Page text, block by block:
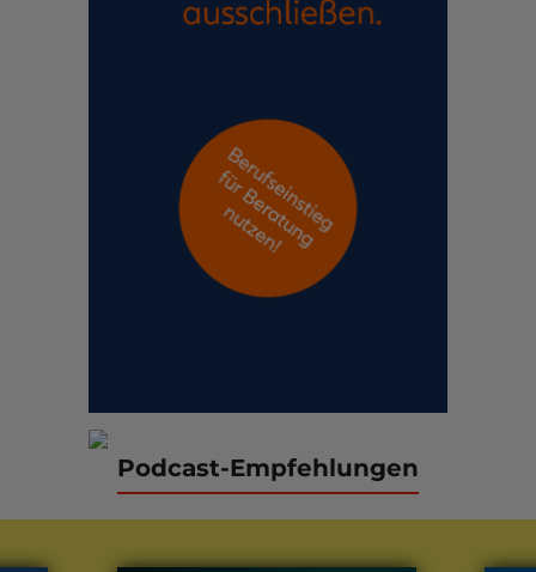
Podcast-Empfehlungen